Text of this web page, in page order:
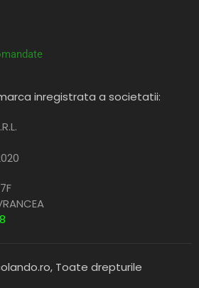
inregistrata a societatii:
Toate drepturile